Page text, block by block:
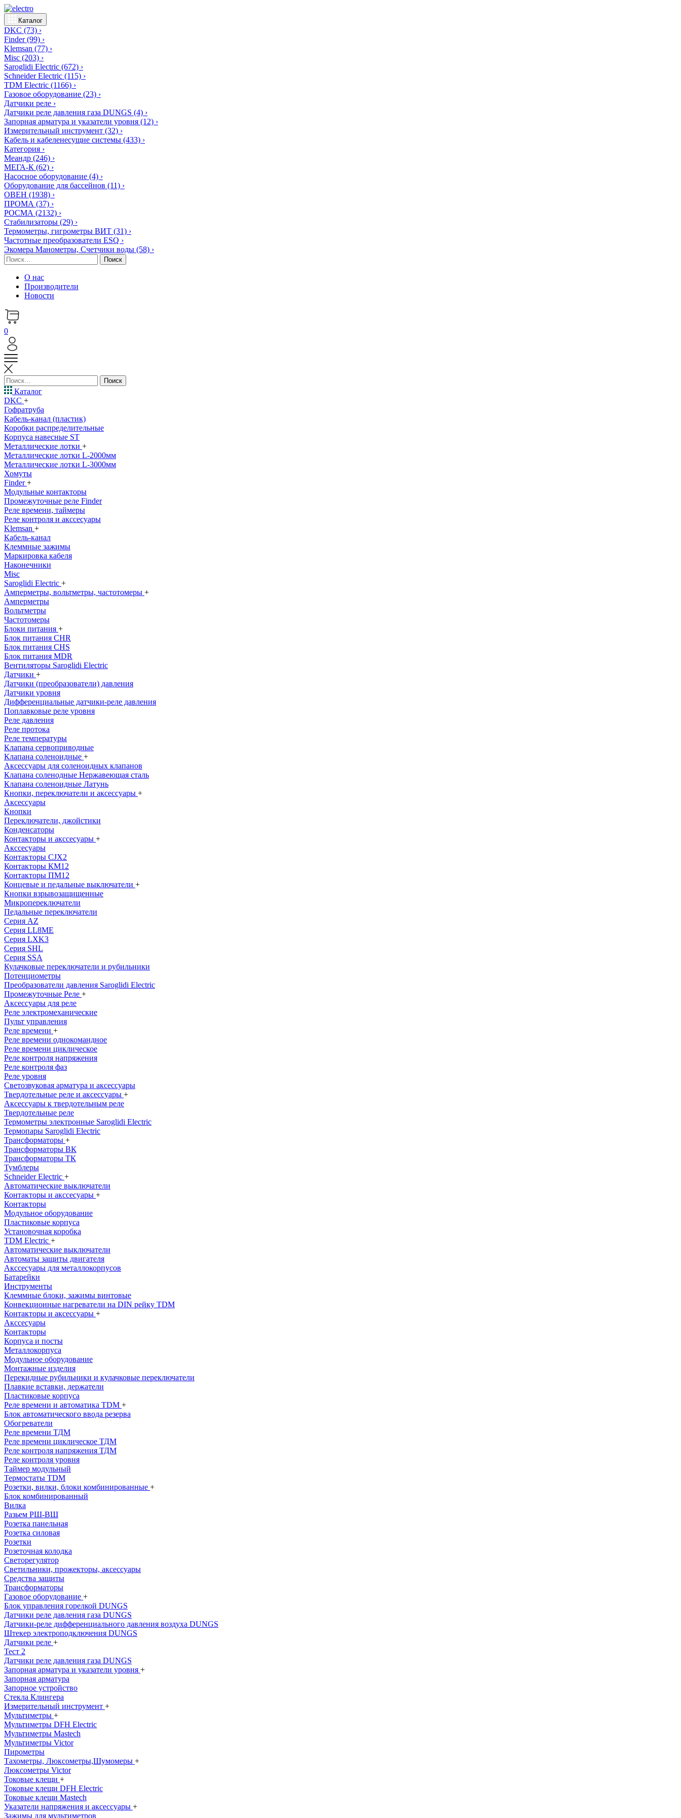
Каталог
DKC (73) ›
Finder(99) ›
Klemsan (77) ›
Misc (203) ›
Saroglidi Electric (672) ›
Schneider Electric (115) ›
TDM Electric (1166) ›
Газовое оборудование (23) ›
Датчики реле ›
Датчики реле давления газа DUNGS (4) ›
Запорная арматура и указатели уровня (12) ›
Измерительный инструмент (32) ›
Кабель и кабеленесущие системы (433) ›
Категория ›
Меандр (246) ›
МЕГА-К (62) ›
Насосное оборудование (4) ›
Оборудование для бассейнов (11) ›
ОВЕН (1938) ›
ПРОМА (37) ›
РОСМА (2132) ›
Стабилизаторы (29) ›
Термометры, гигрометры ВИТ (31) ›
Частотные преобразователи ESQ ›
Экомера Манометры, Счетчики воды (58) ›
Найти:
О нас
Производители
Новости
0
Найти:
Каталог
DKC +
Гофратруба
Кабель-канал (пластик)
Коробки распределительные
Корпуса навесные ST
Металлические лотки +
Металлические лотки L-2000мм
Металлические лотки L-3000мм
Хомуты
Finder+
Модульные контакторы
Промежуточные реле Finder
Реле времени, таймеры
Реле контроля и акссесуары
Klemsan +
Кабель-канал
Клеммные зажимы
Маркировка кабеля
Наконечники
Misc
Saroglidi Electric +
Амперметры, вольтметры, частотомеры +
Амперметры
Вольтметры
Частотомеры
Блоки питания +
Блок питания CHR
Блок питания CHS
Блок питания MDR
Вентиляторы Saroglidi Electric
Датчики +
Датчики (преобразователи) давления
Датчики уровня
Дифференциальные датчики-реле давления
Поплавковые реле уровня
Реле давления
Реле протока
Реле температуры
Клапана сервоприводные
Клапана соленоидные +
Аксессуары для соленоидных клапанов
Клапана соленодные Нержавеющая сталь
Клапана соленоидные Латунь
Кнопки, переключатели и аксессуары +
Аксессуары
Кнопки
Переключатели, джойстики
Конденсаторы
Контакторы и акссесуары +
Акссесуары
Контакторы CJX2
Контакторы КМ12
Контакторы ПМ12
Концевые и педальные выключатели +
Кнопки взрывозащищенные
Микропереключатели
Педальные переключатели
Серия AZ
Серия LL8ME
Серия LXK3
Серия SHL
Серия SSA
Кулачковые переключатели и рубильники
Потенциометры
Преобразователи давления Saroglidi Electric
Промежуточные Реле +
Аксессуары для реле
Реле электромеханические
Пульт управления
Реле времени +
Реле времени однокомандное
Реле времени циклическое
Реле контроля напряжения
Реле контроля фаз
Реле уровня
Светозвуковая арматура и аксессуары
Твердотельные реле и аксессуары +
Аксессуары к твердотельным реле
Твердотельные реле
Термометры электронные Saroglidi Electric
Термопары Saroglidi Electric
Трансформаторы +
Трансформаторы ВК
Трансформаторы ТК
Тумблеры
Schneider Electric +
Автоматические выключатели
Контакторы и акссесуары +
Контакторы
Модульное оборудование
Пластиковые корпуса
Установочная коробка
TDM Electric +
Автоматические выключатели
Автоматы защиты двигателя
Акссесуары для металлокорпусов
Батарейки
Инструменты
Клеммные блоки, зажимы винтовые
Конвекционные нагреватели на DIN рейку TDM
Контакторы и аксессуары +
Акссесуары
Контакторы
Корпуса и посты
Металлокорпуса
Модульное оборудование
Монтажные изделия
Перекидные рубильники и кулачковые переключатели
Плавкие вставки, держатели
Пластиковые корпуса
Реле времени и автоматика TDM +
Блок автоматического ввода резерва
Обогреватели
Реле времени ТДМ
Реле времени циклическое ТДМ
Реле контроля напряжения ТДМ
Реле контроля уровня
Таймер модульный
Термостаты TDM
Розетки, вилки, блоки комбинированные +
Блок комбинированный
Вилка
Разьем РШ-ВШ
Розетка панельная
Розетка силовая
Розетки
Розеточная колодка
Светорегулятор
Светильники, прожекторы, аксессуары
Средства защиты
Трансформаторы
Газовое оборудование +
Блок управления горелкой DUNGS
Датчики реле давления газа DUNGS
Датчики-реле дифференциального давления воздуха DUNGS
Штекер электроподключения DUNGS
Датчики реле +
Тест 2
Датчики реле давления газа DUNGS
Запорная арматура и указатели уровня +
Запорная арматура
Запорное устройство
Стекла Клингера
Измерительный инструмент +
Мультиметры +
Мультиметры DFH Electric
Мультиметры Mastech
Мультиметры Victor
Пирометры
Тахометры, Люксометры,Шумомеры +
Люксометры Victor
Токовые клещи +
Токовые клещи DFH Electric
Токовые клещи Mastech
Указатели напряжения и аксессуары +
Зажимы для мультиметров